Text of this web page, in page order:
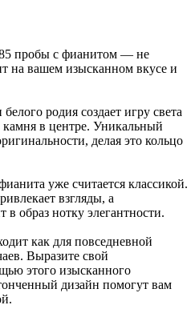
пробы с фианитом — не
на вашем изысканном вкусе и
родия создает игру света
камня в центре. Уникальный
делая это кольцо
уже считается классикой.
взгляды, а
образ нотку элегантности.
как для повседневной
Выразите свой
этого изысканного
дизайн помогут вам